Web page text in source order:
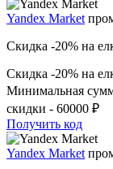
Yandex Market
Скидка -20% на
Скидка -20% на
Минимальная
скидки - 60000 ₽
Получить код
Yandex Market